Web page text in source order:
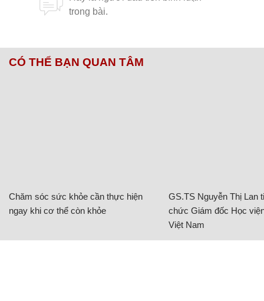
CÓ THỂ BẠN QUAN TÂM
Chăm sóc sức khỏe cần thực hiện
ngay khi cơ thể còn khỏe
GS.TS Nguyễn Thị Lan
chức Giám đốc Học
Việt Nam